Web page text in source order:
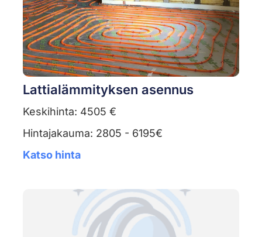
Lattialämmityksen asennus
Keskihinta: 4505 €
Hintajakauma: 2805 - 6195€
Katso hinta